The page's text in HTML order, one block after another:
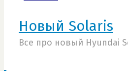
Новый Solaris
Все про новый Hyundai